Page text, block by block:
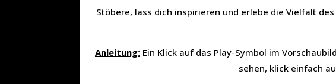
Stöbere, lass dich inspirieren und erlebe die Vielfalt
Anleitung: Ein Klick auf das Play-Symbol im
sehen, klick einfach